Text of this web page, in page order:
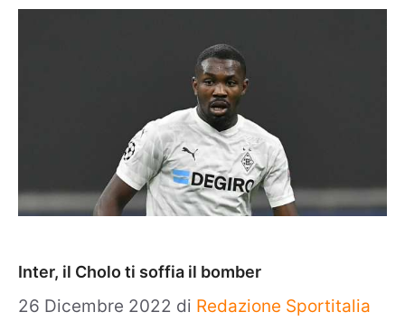
Inter, il Cholo ti soffia il bomber
26 Dicembre 2022 di Redazione Sportitalia